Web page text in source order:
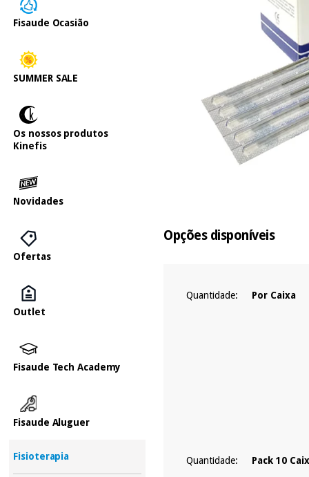
Fisaude Ocasião
SUMMER SALE
Os nossos produtos
Kinefis
Novidades
Ofertas
Outlet
Fisaude Tech Academy
Fisaude Aluguer
Fisioterapia
Opções disponíveis
Quantidade: Por Caixa
Quantidade: Pack 10